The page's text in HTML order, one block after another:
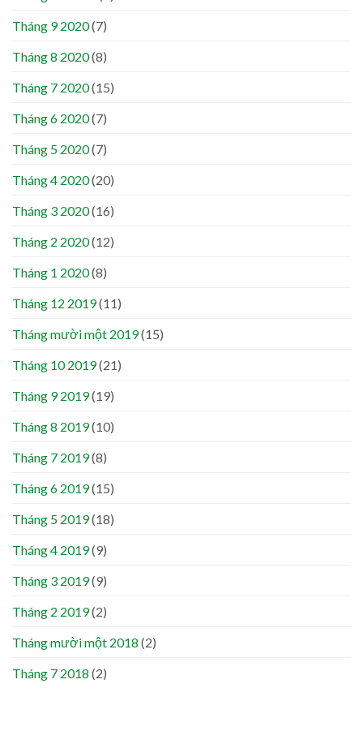
Tháng 9 2020(7)
Tháng 8 2020(8)
Tháng 7 2020(15)
Tháng 6 2020(7)
Tháng 5 2020(7)
Tháng 4 2020(20)
Tháng 3 2020(16)
Tháng 2 2020(12)
Tháng 1 2020(8)
Tháng 12 2019(11)
Tháng mười một 2019(15)
Tháng 10 2019(21)
Tháng 9 2019(19)
Tháng 8 2019(10)
Tháng 7 2019(8)
Tháng 6 2019(15)
Tháng 5 2019(18)
Tháng 4 2019(9)
Tháng 3 2019(9)
Tháng 2 2019(2)
Tháng mười một 2018 (2)
Tháng 7 2018 (2)